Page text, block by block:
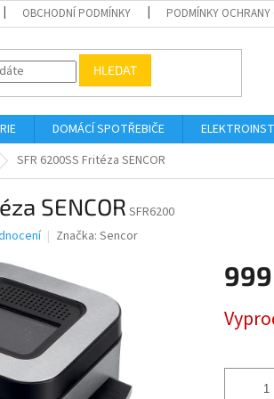
OBCHODNÍ PODMÍNKY PODMÍNKY OCHRANY
HLEDAT
DOMÁCÍ SPOTŘEBIČE
SFR 6200SS Fritéza SENCOR
SENCOR SFR6200
Značka: Sencor
cena: